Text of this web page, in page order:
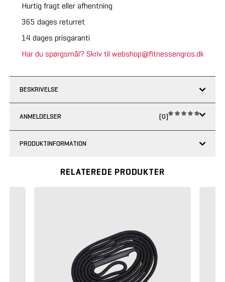
Hurtig fragt eller afhentning
365 dages returret
14 dages prisgaranti
Har du spørgsmål? Skriv til webshop@fitnessengros.dk
BESKRIVELSE
ANMELDELSER (0)
PRODUKTINFORMATION
RELATEREDE PRODUKTER